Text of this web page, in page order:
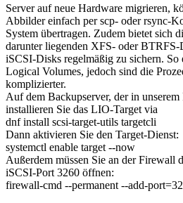
Server auf neue Hardware migrieren,
Abbilder einfach per scp- oder rsync-
System übertragen. Zudem bietet sich
darunter liegenden XFS- oder BTRFS-
iSCSI-Disks regelmäßig zu sichern. So
Logical Volumes, jedoch sind die
komplizierter.
Auf dem Backupserver, der in
installieren Sie das LIO-Target via
dnf install scsi-target-utils targetcli
Dann aktivieren Sie den Target-Dienst:
systemctl enable target --now
Außerdem müssen Sie an der Firewall
iSCSI-Port 3260 öffnen:
firewall-cmd --permanent --add-